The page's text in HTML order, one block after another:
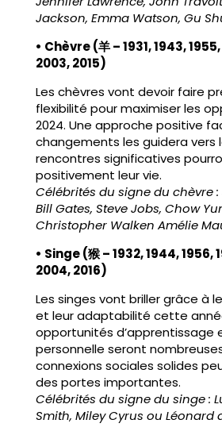
Jackson, Emma Watson, Gu
• Chèvre (羊 – 1931, 1943, 1955,
2003, 2015)
Les chèvres vont devoir faire
flexibilité pour maximiser les
2024. Une approche positive
changements les guidera vers
rencontres significatives
positivement leur vie.
Célébrités du signe du chèvre
Bill Gates, Steve Jobs, Chow
Christopher Walken Amélie
• Singe (猴 – 1932, 1944, 1956,
2004, 2016)
Les singes vont briller grâce à
et leur adaptabilité cette
opportunités d’apprentissage
personnelle seront
connexions sociales solides
des portes importantes.
Célébrités du signe du singe :
Smith, Miley Cyrus ou Léonard